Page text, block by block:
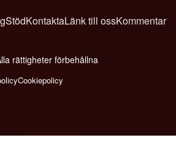
StödKontaktaLänk till ossKommentar
rättigheter förbehållna
Cookiepolicy